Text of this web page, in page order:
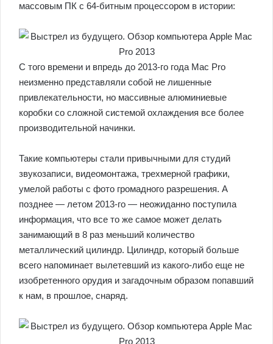
массовым ПК с 64-битным процессором в истории:
С того времени и впредь до 2013-го года Mac Pro
неизменно представляли собой не лишенные
привлекательности, но массивные алюминиевые
коробки со сложной системой охлаждения все более
производительной начинки.
Такие компьютеры стали привычными для студий
звукозаписи, видеомонтажа, трехмерной графики,
умелой работы с фото громадного разрешения. А
позднее — летом 2013-го — неожиданно поступила
информация, что все то же самое может делать
занимающий в 8 раз меньший количество
металлический цилиндр. Цилиндр, который больше
всего напоминает вылетевший из какого-либо еще не
изобретенного орудия и загадочным образом попавший
к нам, в прошлое, снаряд.